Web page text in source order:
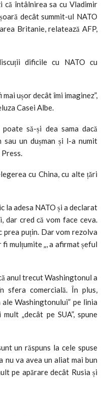
că întâlnirea sa cu Vladimir
decât summit-ul NATO
Britanie, relatează AFP,
dificile cu NATO cu
ușor decât îmi imaginez”,
Casei Albe.
să-și dea sama dacă
un dușman și l-a numit
Press.
cu China, cu alte țări
la adesa NATO și a declarat
dar cred că vom face ceva.
prea puțin. Dar vom rezolva
mulțumite „, a afirmat șeful
anul trecut Washingtonul a
sfera comercială. În plus,
Washingtonului” pe linia
„decât pe SUA”, spune
un răspuns la cele spuse
nu va avea un aliat mai bun
pe apărare decât Rusia și